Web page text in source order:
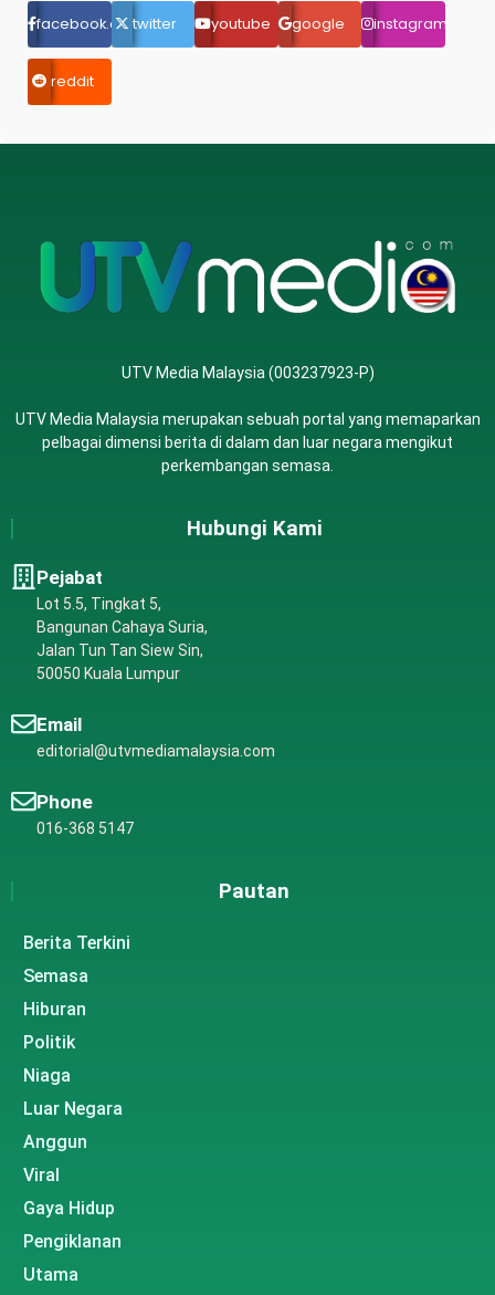
facebook.comtwitter youtube google instagram
reddit
UTV Media Malaysia (003237923-P)
UTV Media Malaysia merupakan sebuah portal yang memaparkan
pelbagai dimensi berita di dalam dan luar negara mengikut
perkembangan semasa.
Hubungi Kami
Pejabat
Lot 5.5, Tingkat 5,
Bangunan Cahaya Suria,
Jalan Tun Tan Siew Sin,
50050 Kuala Lumpur
Email
editorial@utvmediamalaysia.com
Phone
016-368 5147
Pautan
Berita Terkini
Semasa
Hiburan
Politik
Niaga
Luar Negara
Anggun
Viral
Gaya Hidup
Pengiklanan
Utama